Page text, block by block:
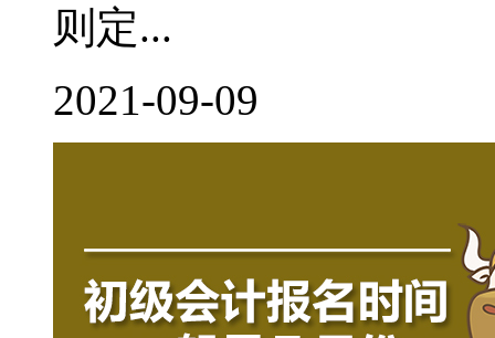
则定...
2021-09-09